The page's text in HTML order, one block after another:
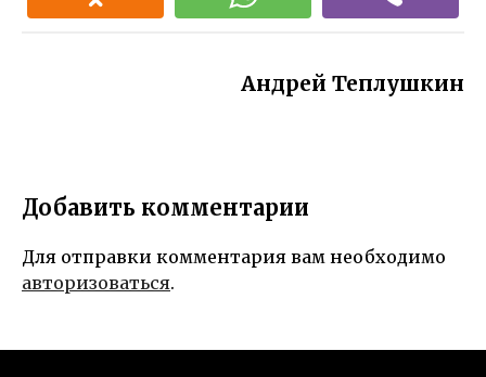
Андрей Теплушкин
Добавить комментарии
Для отправки комментария вам необходимо
авторизоваться.